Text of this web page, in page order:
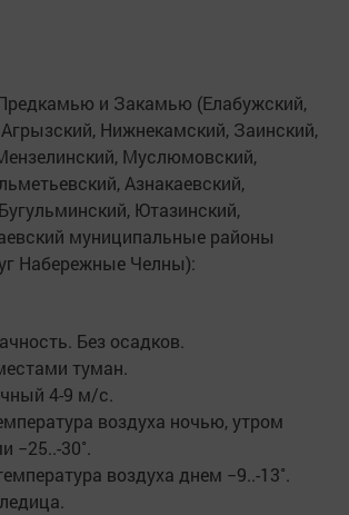
и Закамью (Елабужский,
Нижнекамский, Заинский,
Муслюмовский,
Азнакаевский,
Ютазинский,
муниципальные районы
Набережные Челны):
Без осадков.
туман.
4-9 м/с.
воздуха ночью, утром
−25..-30˚.
воздуха днем −9..-13˚.